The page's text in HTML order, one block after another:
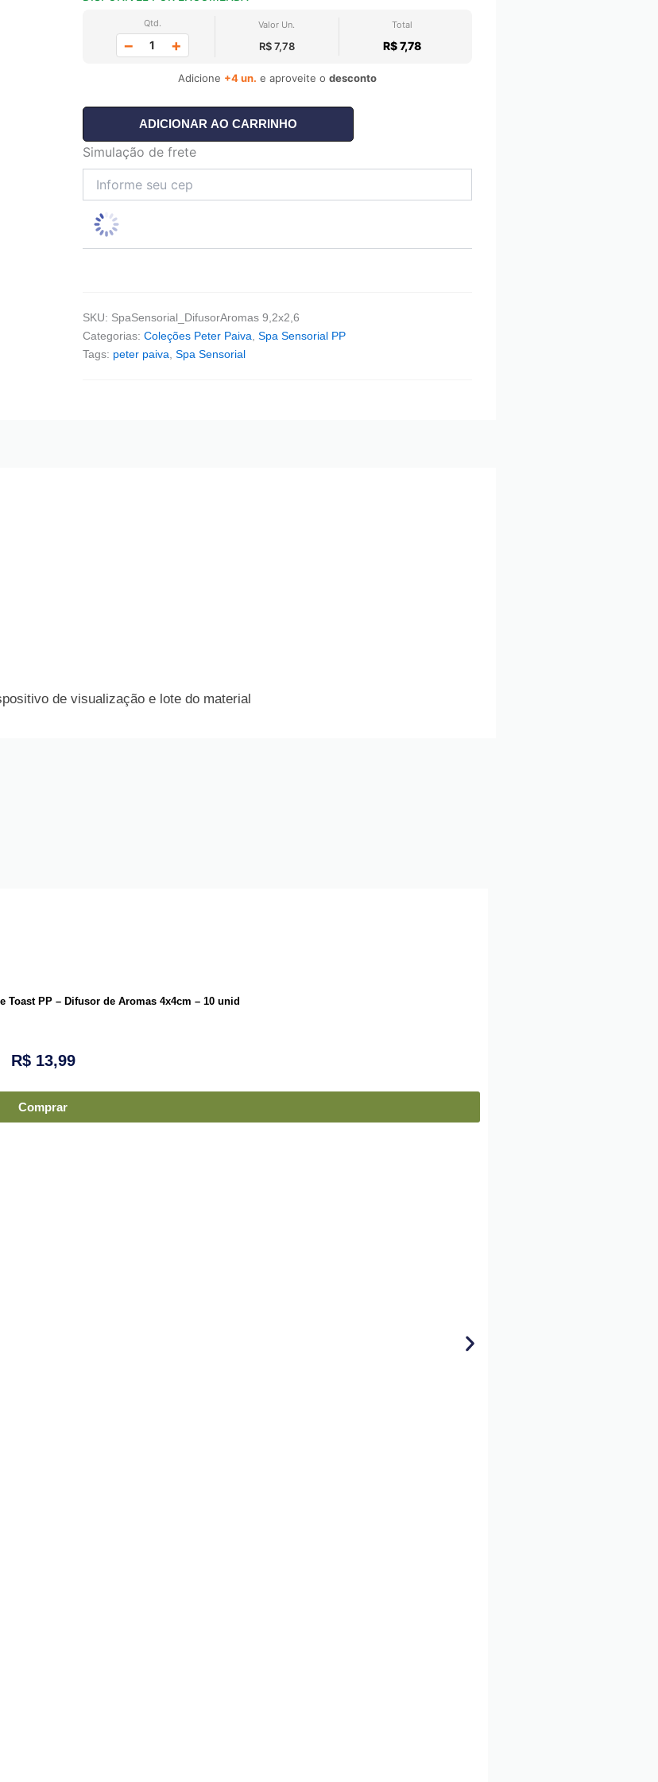
Qtd.
− +
Valor Un.
R$ 7,78
Total
R$ 7,78
Adicione +4 un. e aproveite o desconto
ADICIONAR AO CARRINHO
Simulação de frete
SKU: SpaSensorial_DifusorAromas 9,2x2,6
Categorias: Coleções Peter Paiva Spa Sensorial PP
Tags: peter paiva Spa Sensorial
de visualização e lote do material
Toast PP – Difusor de Aromas 4x4cm – 10 unid
R$13,99
Comprar